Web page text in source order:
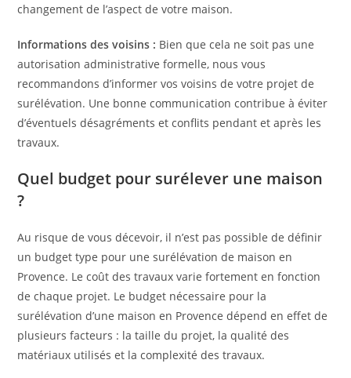
changement de l’aspect de votre maison.
Informations des voisins : Bien que cela ne soit pas une
autorisation administrative formelle, nous vous
recommandons d’informer vos voisins de votre projet de
surélévation. Une bonne communication contribue à éviter
d’éventuels désagréments et conflits pendant et après les
travaux.
Quel budget pour surélever une maison
?
Au risque de vous décevoir, il n’est pas possible de définir
un budget type pour une surélévation de maison en
Provence. Le coût des travaux varie fortement en fonction
de chaque projet. Le budget nécessaire pour la
surélévation d’une maison en Provence dépend en effet de
plusieurs facteurs : la taille du projet, la qualité des
matériaux utilisés et la complexité des travaux.